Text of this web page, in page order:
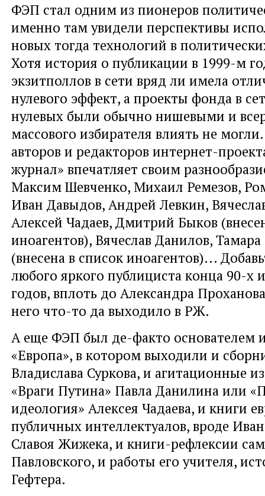
ФЭП стал одним из пионеров
именно там увидели перспективы
новых тогда технологий в
Хотя история о публикации в 1999-м
экзитполлов в сети вряд ли имела
нулевого эффект, а проекты фонда в
нулевых были обычно нишевыми и
массового избирателя влиять не
авторов и редакторов интернет-
журнал» впечатляет своим
Максим Шевченко, Михаил Ремезов,
Иван Давыдов, Андрей Левкин,
Алексей Чадаев, Дмитрий Быков
иноагентов), Вячеслав Данилов,
(внесена в список иноагентов)...
любого яркого публициста конца 90-х
годов, вплоть до Александра
него что-то да выходило в РЖ.
А еще ФЭП был де-факто основателем
«Европа», в котором выходили и
Владислава Суркова, и агитационные
«Враги Путина» Павла Данилина или
идеология» Алексея Чадаева, и книги
публичных интеллектуалов, вроде
Славоя Жижека, и книги-рефлексии
Павловского, и работы его учителя,
Гефтера.